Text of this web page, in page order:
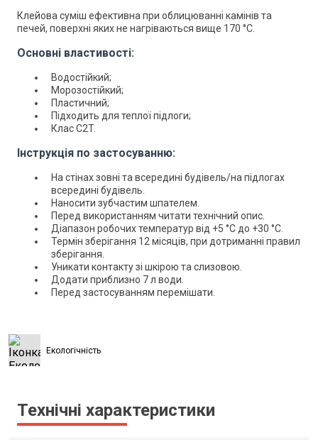
Клейова суміш ефективна при облицюванні камінів та
печей, поверхні яких не нагріваються вище 170 °С.
Основні властивості:
Водостійкий;
Морозостійкий;
Пластичний;
Підходить для теплої підлоги;
Клас C2T.
Інструкція по застосуванню:
На стінах зовні та всередині будівель/на підлогах
всередині будівель.
Наносити зубчастим шпателем.
Перед використанням читати технічний опис.
Діапазон робочих температур від +5 °C до +30 °C.
Термін зберігання 12 місяців, при дотриманні правил
зберігання.
Уникати контакту зі шкірою та слизовою.
Додати приблизно 7 л води.
Перед застосуванням перемішати.
Екологічність
Технічні характеристики